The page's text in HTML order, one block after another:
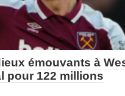
émouvants à
pour 122 millions